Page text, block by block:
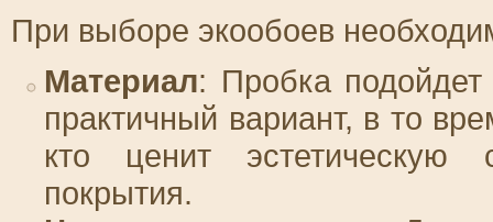
При выборе экообоев
Материал: Пробка
практичный вариант, в то
кто ценит эстетическую
покрытия.